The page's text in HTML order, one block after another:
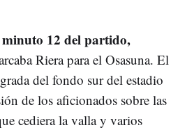
12 del partido,
Riera para el Osasuna. El
del fondo sur del estadio
de los aficionados sobre las
cediera la valla y varios